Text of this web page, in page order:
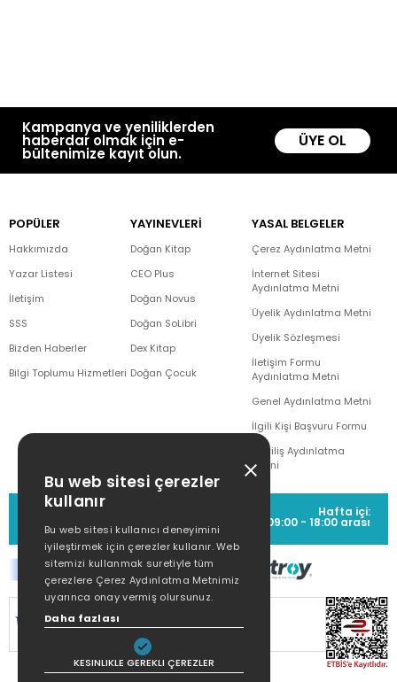
Kampanya ve yeniliklerden
haberdar olmak için e-
bültenimize kayıt olun.
ÜYE OL
POPÜLER
Hakkımızda
Yazar Listesi
İletişim
SSS
Bizden Haberler
Bilgi Toplumu Hizmetleri
YAYINEVLERİ
Doğan Kitap
CEO Plus
Doğan Novus
Doğan SoLibri
Dex Kitap
Doğan Çocuk
YASAL BELGELER
Çerez Aydınlatma Metni
İnternet Sitesi
Aydınlatma Metni
Üyelik Aydınlatma Metni
Üyelik Sözleşmesi
İletişim Formu
Aydınlatma Metni
Genel Aydınlatma Metni
İlgili Kişi Başvuru Formu
Çekiliş Aydınlatma
Metni
MÜŞTERİ HİZMETLERİ
(0212) 373 77 00
Hafta içi:
09:00 - 18:00 arası
SİTEMİZ
KORUNMAKTADIR.
Bu web sitesi çerezler
kullanır
Bu web sitesi kullanıcı deneyimini
iyileştirmek için çerezler kullanır. Web
sitemizi kullanmak suretiyle tüm
çerezlere Çerez Aydınlatma Metnimiz
uyarınca onay vermiş olursunuz.
Daha fazlası
KESINLIKLE GEREKLI ÇEREZLER